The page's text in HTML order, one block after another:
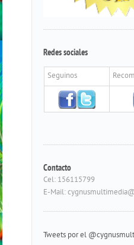
Redes sociales
Seguinos
Contacto
Cel: 156115799
E-Mail:
Tweets por el